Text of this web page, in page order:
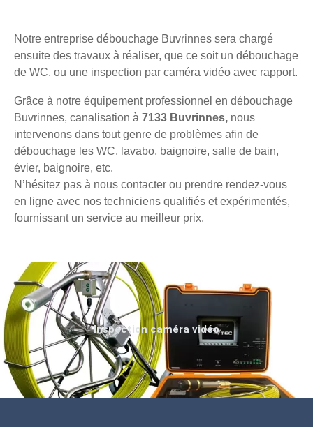
Notre entreprise débouchage Buvrinnes sera chargé
ensuite des travaux à réaliser, que ce soit un débouchage
de WC, ou une inspection par caméra vidéo avec rapport.
Grâce à notre équipement professionnel en débouchage
Buvrinnes, canalisation à 7133 Buvrinnes, nous
intervenons dans tout genre de problèmes afin de
débouchage les WC, lavabo, baignoire, salle de bain,
évier, baignoire, etc.
N’hésitez pas à nous contacter ou prendre rendez-vous
en ligne avec nos techniciens qualifiés et expérimentés,
fournissant un service au meilleur prix.
Inspection caméra vidéo